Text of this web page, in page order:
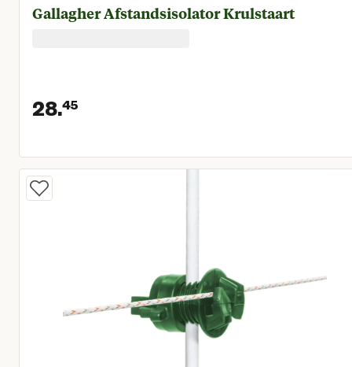
Gallagher Afstandsisolator Krulstaart
28.45
Huidige prijs € 28,45